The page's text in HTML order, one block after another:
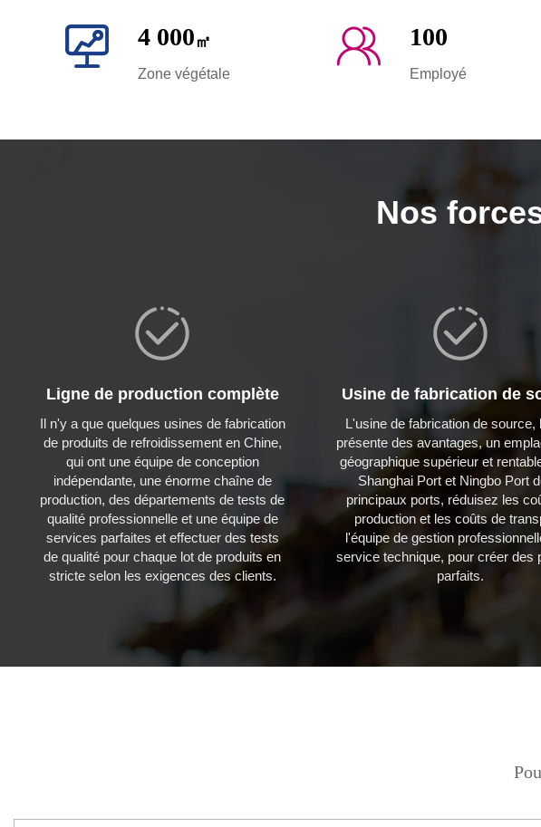
4 000 ㎡
Zone végétale
100
Employé
Nos
Ligne de production complète
Il n'y a que quelques usines de fabrication
de produits de refroidissement en Chine,
qui ont une équipe de conception
indépendante, une énorme chaîne de
production, des départements de tests de
qualité professionnelle et une équipe de
services parfaites et effectuer des tests
de qualité pour chaque lot de produits en
stricte selon les exigences des clients.
Usine de fabrication de
L'usine de fabrication de source,
présente des avantages, un
géographique supérieur et
Shanghai Port et Ningbo Port
principaux ports, réduisez les
production et les coûts de
l'équipe de gestion
service technique, pour créer des
parfaits.